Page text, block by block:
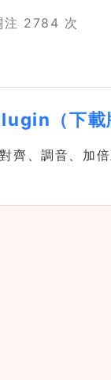
注 2784 次
（下載
、調音、加倍